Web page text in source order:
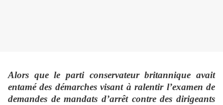
Alors que le parti conservateur britannique avait
entamé des démarches visant à ralentir l’examen de
demandes de mandats d’arrêt contre des dirigeants